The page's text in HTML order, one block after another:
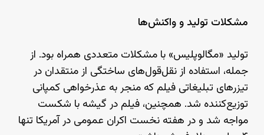
مشکلات تولید و واکنش‌ها
تولید «مگالوپلیس» با مشکلات متعددی همراه بود. از
جمله، استفاده از نقل‌قول‌های ساختگی از منتقدان در
تیزرهای تبلیغاتی فیلم که منجر به عذرخواهی کمپانی
توزیع‌کننده شد. همچنین، فیلم در گیشه با شکست
مواجه شد و در هفته نخست اکران عمومی در آمریکا تنها